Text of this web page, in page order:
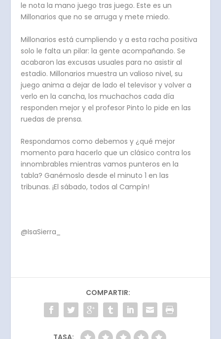
le nota la mano juego tras juego. Este es un
Millonarios que no se arruga y mete miedo.
Millonarios está cumpliendo y a esta racha positiva
solo le falta un pilar: la gente acompañando. Se
acabaron las excusas usuales para no asistir al
estadio. Millonarios muestra un valioso nivel, su
juego anima a dejar de lado el televisor y volver a
verlo en la cancha, los muchachos cada día
responden mejor y el profesor Pinto lo pide en las
ruedas de prensa.
Respondamos como debemos y ¿qué mejor
momento para hacerlo que un clásico contra los
innombrables mientras vamos punteros en la
tabla? Ganémoslo desde el minuto 1 en las
tribunas. ¡El sábado, todos al Campín!
@IsaSierra_
COMPARTIR:
TASA: